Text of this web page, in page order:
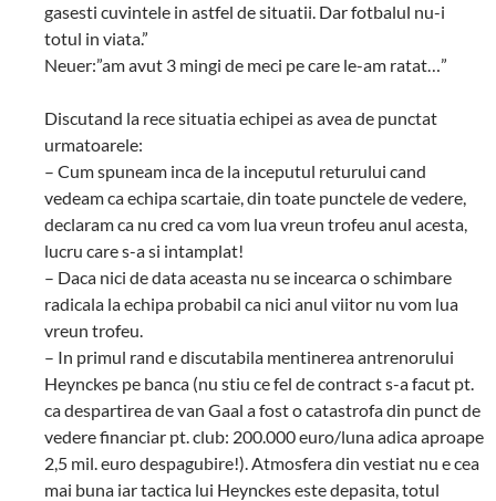
gasesti cuvintele in astfel de situatii. Dar fotbalul nu-i
totul in viata.”
Neuer:”am avut 3 mingi de meci pe care le-am ratat…”
Discutand la rece situatia echipei as avea de punctat
urmatoarele:
– Cum spuneam inca de la inceputul returului cand
vedeam ca echipa scartaie, din toate punctele de vedere,
declaram ca nu cred ca vom lua vreun trofeu anul acesta,
lucru care s-a si intamplat!
– Daca nici de data aceasta nu se incearca o schimbare
radicala la echipa probabil ca nici anul viitor nu vom lua
vreun trofeu.
– In primul rand e discutabila mentinerea antrenorului
Heynckes pe banca (nu stiu ce fel de contract s-a facut pt.
ca despartirea de van Gaal a fost o catastrofa din punct de
vedere financiar pt. club: 200.000 euro/luna adica aproape
2,5 mil. euro despagubire!). Atmosfera din vestiat nu e cea
mai buna iar tactica lui Heynckes este depasita, totul